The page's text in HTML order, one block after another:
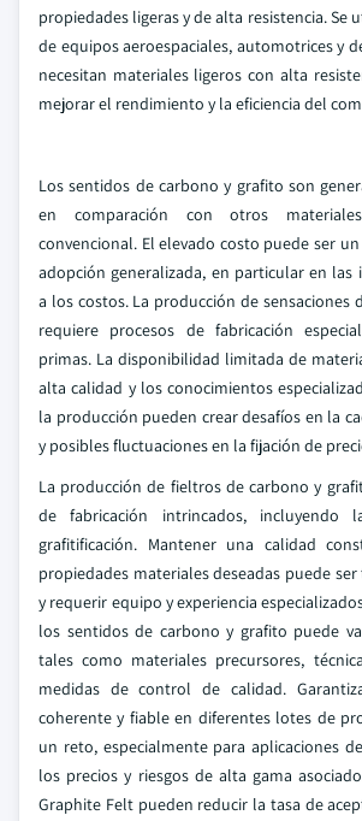
propiedades ligeras y de alta resistencia. Se
de equipos aeroespaciales, automotrices y
necesitan materiales ligeros con alta
mejorar el rendimiento y la eficiencia del
Los sentidos de carbono y grafito son
en comparación con otros
convencional. El elevado costo puede ser
adopción generalizada, en particular en las
a los costos. La producción de sensaciones
requiere procesos de fabricación
primas. La disponibilidad limitada de
alta calidad y los conocimientos
la producción pueden crear desafíos en la
y posibles fluctuaciones en la fijación de
La producción de fieltros de carbono y
de fabricación intrincados, incluyendo
grafitificación. Mantener una calidad
propiedades materiales deseadas puede
y requerir equipo y experiencia
los sentidos de carbono y grafito puede
tales como materiales precursores,
medidas de control de calidad.
coherente y fiable en diferentes lotes de
un reto, especialmente para aplicaciones
los precios y riesgos de alta gama
Graphite Felt pueden reducir la tasa de